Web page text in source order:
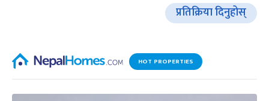
प्रतिक्रिया दिनुहोस्
HOT PROPERTIES